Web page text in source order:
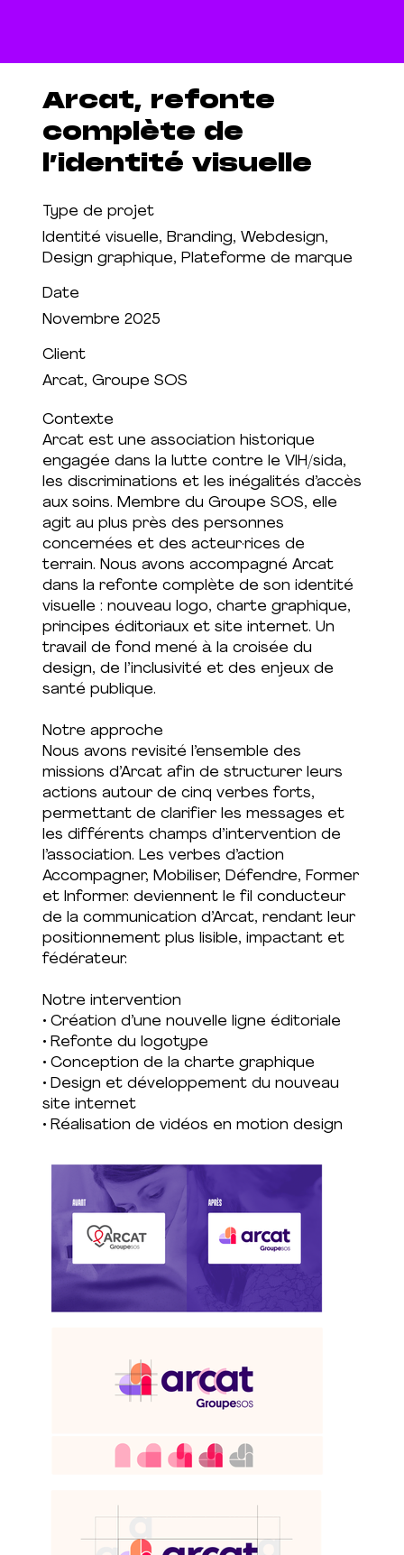
Arcat, refonte
complète de
l’identité visuelle
Type de projet
Identité visuelle, Branding, Webdesign,
Design graphique, Plateforme de marque
Date
Novembre 2025
Client
Arcat, Groupe SOS
Contexte
Arcat est une association historique
engagée dans la lutte contre le VIH/sida,
les discriminations et les inégalités d’accès
aux soins. Membre du Groupe SOS, elle
agit au plus près des personnes
concernées et des acteur·rices de
terrain. Nous avons accompagné Arcat
dans la refonte complète de son identité
visuelle : nouveau logo, charte graphique,
principes éditoriaux et site internet. Un
travail de fond mené à la croisée du
design, de l’inclusivité et des enjeux de
santé publique.
Notre approche
Nous avons revisité l’ensemble des
missions d’Arcat afin de structurer leurs
actions autour de cinq verbes forts,
permettant de clarifier les messages et
les différents champs d’intervention de
l’association. Les verbes d’action
Accompagner, Mobiliser, Défendre, Former
et Informer. deviennent le fil conducteur
de la communication d’Arcat, rendant leur
positionnement plus lisible, impactant et
fédérateur.
Notre intervention
• Création d’une nouvelle ligne éditoriale
• Refonte du logotype
• Conception de la charte graphique
• Design et développement du nouveau
site internet
• Réalisation de vidéos en motion design